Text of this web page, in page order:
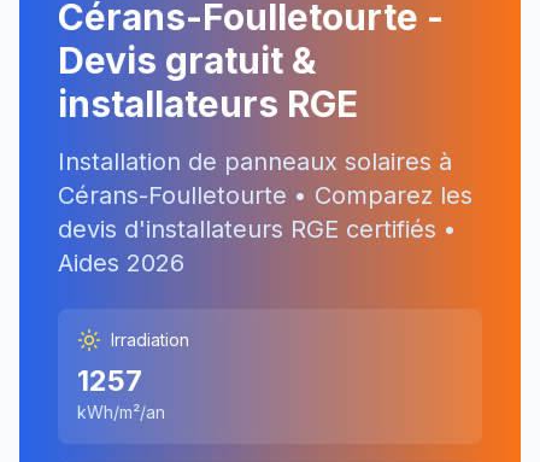
Cérans-Foulletourte -
Devis gratuit &
installateurs RGE
Installation de panneaux solaires à
Cérans-Foulletourte • Comparez les
devis d'installateurs RGE certifiés •
Aides 2026
Irradiation
1257
kWh/m²/an